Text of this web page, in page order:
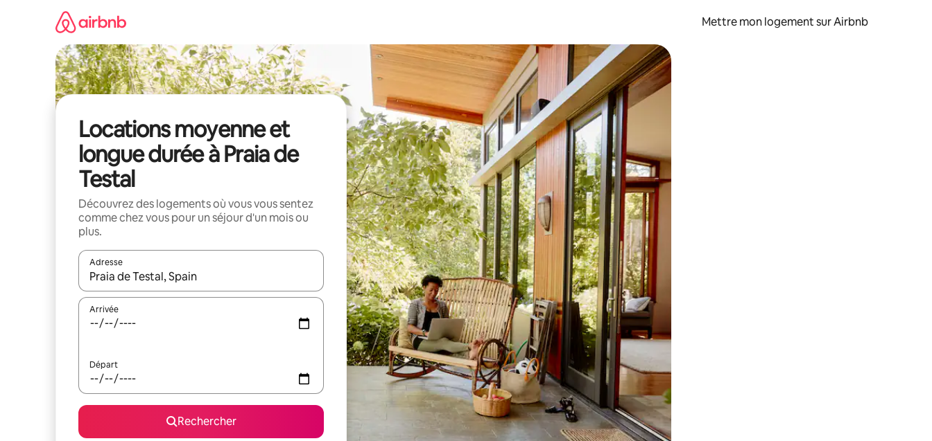
Mettre mon logement sur Airbnb
Locations moyenne et
longue durée à Praia de
Testal
Découvrez des logements où vous vous sentez
comme chez vous pour un séjour d'un mois ou
plus.
Adresse
Lorsque les résultats s'affichent, utilisez les flèches vers le haut et vers le bas pour les parcourir ou en appuyant et en faisant glisser.
Arrivée
Départ
Rechercher